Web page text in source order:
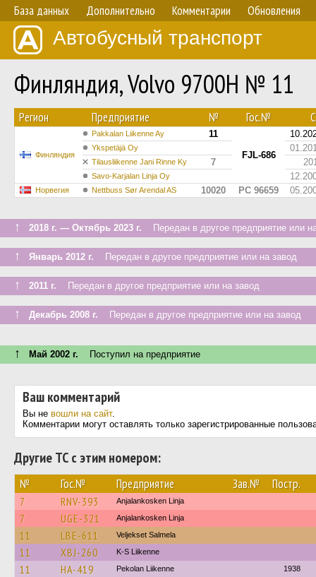
База данных Дополнительно Комментарии Обновления
Автобусный транспорт
Финляндия, Volvo 9700H № 11
Регион Предприятие № Гос.№
Финляндия
Pakkalan Liikenne Ay
11
FJL-686
Ykspetäjä Oy
Tilausliikenne Jani Rinne Ky 7
Savo-Karjalan Linja Oy
Норвегия Nettbuss Sør Arendal AS 10020 PC 96659
↑ 2018 г. — Октябрь 2023 г. Передан в другое предприятие или
↑ Январь 2012 г. Передан в другое предприятие или на завод
↑ 2011 г. Передан в другое предприятие или на завод
↑ Декабрь 2008 г. Передан в другое предприятие или на завод
↑ Май 2002 г. Поступил на предприятие
Ваш комментарий
Вы не вошли на сайт.
Комментарии могут оставлять только зарегистрированные
Другие ТС с этим номером:
№ Гос.№ Предприятие Зав.№ Постр.
7 RNV-393 Anjalankosken Linja
7 UGE-321 Anjalankosken Linja
11 LBE-611 Veljekset Salmela
11 XBJ-260 K-S Liikenne
11 HA-419 Pekolan Liikenne 1938